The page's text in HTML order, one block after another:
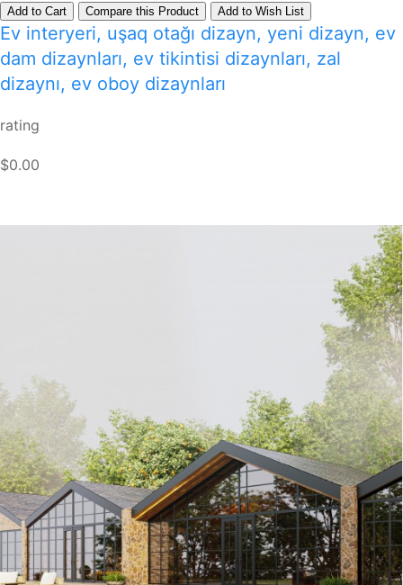
Add to Cart Compare this Product Add to Wish List
Ev interyeri, uşaq otağı dizayn, yeni dizayn, ev
dam dizaynları, ev tikintisi dizaynları, zal
dizaynı, ev oboy dizaynları
rating
$0.00